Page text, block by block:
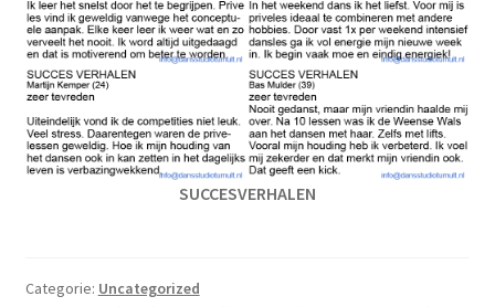
SUCCESVERHALEN
Categorie: Uncategorized